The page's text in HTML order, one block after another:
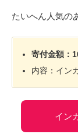
たいへん人気の
寄付金額：
内容：イン
イン